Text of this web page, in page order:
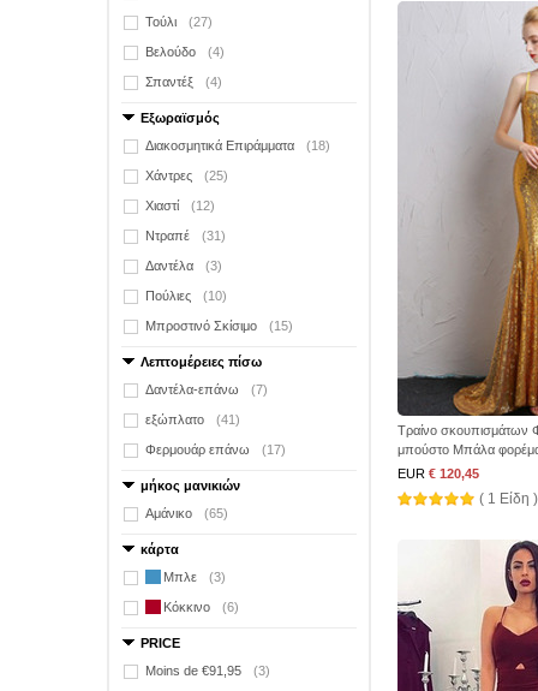
Τούλι (27)
Βελούδο (4)
Σπαντέξ (4)
Εξωραϊσμός
Διακοσμητικά Επιράμματα
(18)
Χάντρες (25)
Χιαστί (12)
Ντραπέ (31)
Δαντέλα (3)
Πούλιες (10)
Μπροστινό Σκίσιμο (15)
Λεπτομέρειες πίσω
Δαντέλα-επάνω
(7)
εξώπλατο (41)
Φερμουάρ επάνω (17)
μήκος μανικιών
Αμάνικο
(65)
κάρτα
Μπλε
(3)
Κόκκινο (6)
PRICE
Moins de €91,95
(3)
Τραίνο σκουπισμάτων
μπούστο Μπάλα
EUR € 120,45
( 1 Είδη )